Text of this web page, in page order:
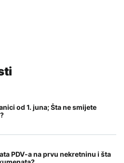
od 1. juna; Šta ne smijete
PDV-a na prvu nekretninu i šta